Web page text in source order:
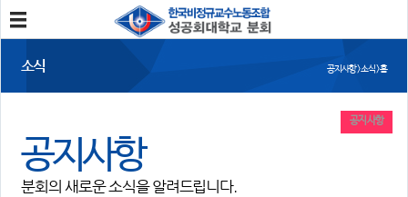
분회소개
소식
공지사항
조합활동
소식 공지사항 > 소식 > 홈
공지사항
분회의 새로운 소식을 알려드립니다.
공지사항